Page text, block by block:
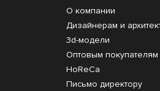
О компании
Дизайнерам и
3d-модели
Оптовым покупателям
HoReCa
Письмо директору